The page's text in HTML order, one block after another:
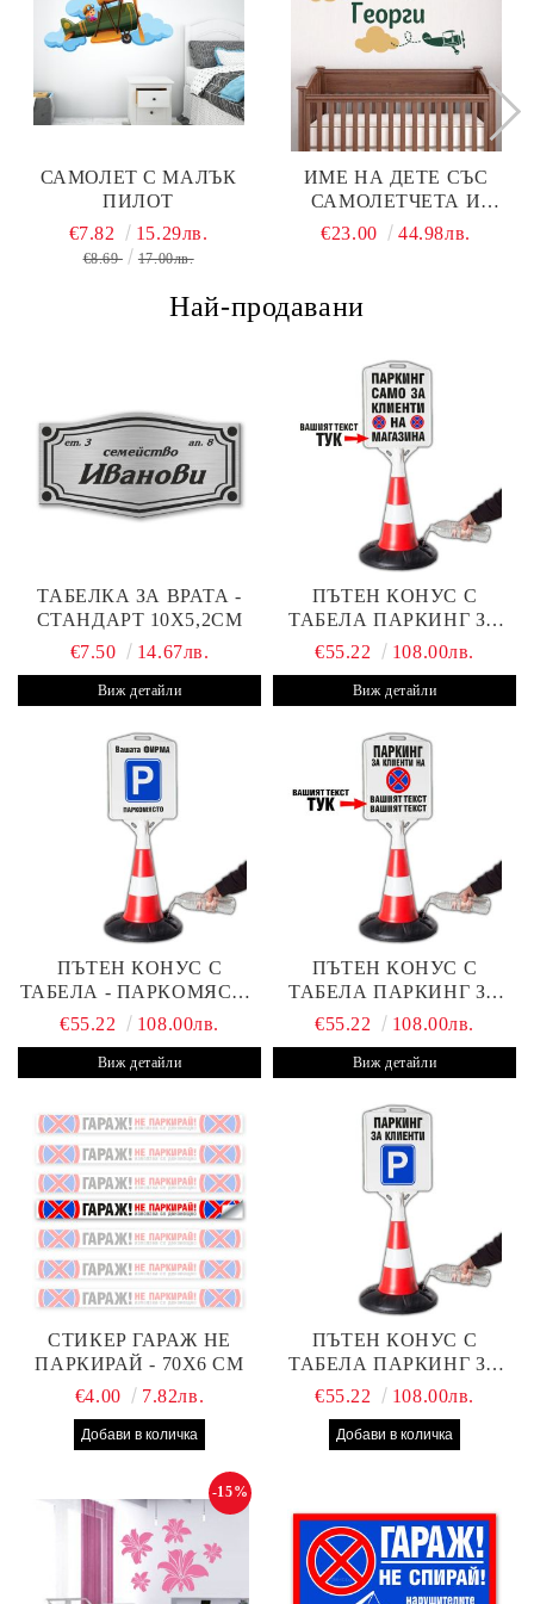
САМОЛЕТ С МАЛЪК
ПИЛОТ
€7.82
15.29лв.
€8.69 17.00лв.
ИМЕ НА ДЕТЕ СЪС
САМОЛЕТЧЕТА И
ОБЛАЦИ
€23.00 44.98лв.
Най-продавани
ТАБЕЛКА ЗА ВРАТА -
СТАНДАРТ 10Х5,2СМ
€7.50
14.67лв.
Виж детайли
ПЪТЕН КОНУС С
ТАБЕЛА ПАРКИНГ ЗА
КЛИЕНТИ
€55.22 108.00лв.
Виж детайли
ПЪТЕН КОНУС С
ТАБЕЛА - ПАРКОМЯСТО
(С ВАШАТА ФИРМА)
€55.22 108.00лв.
Виж детайли
ПЪТЕН КОНУС С
ТАБЕЛА ПАРКИНГ ЗА
КЛИЕНТИ С ВАШ ТЕКСТ
€55.22 108.00лв.
Виж детайли
СТИКЕР ГАРАЖ НЕ
ПАРКИРАЙ - 70Х6 СМ
€4.00
7.82лв.
ПЪТЕН КОНУС С
ТАБЕЛА ПАРКИНГ ЗА
КЛИЕНТИ
€55.22 108.00лв.
-15%